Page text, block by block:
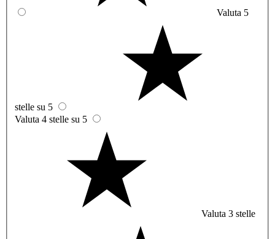
Valuta 5
stelle su 5
Valuta 4 stelle su 5
Valuta 3 stelle